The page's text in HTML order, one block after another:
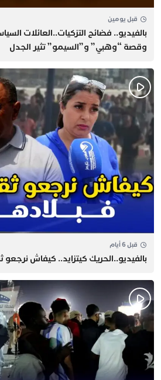
قبل يومين
بالفيديو.. فضائح التزكيات..العائلات
وقصة “وهبي” و”السيمو” تثير الجدل
قبل 6 أيام
بالفيديو..الحريك كيتزايد.. كيفاش